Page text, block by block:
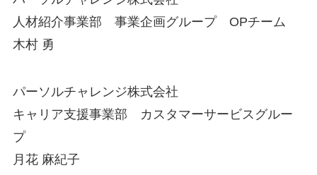
人材紹介事業部 事業企画グループ OPチーム
木村 勇
パーソルチャレンジ株式会社
キャリア支援事業部 カスタマーサービスグルー
プ
月花 麻紀子